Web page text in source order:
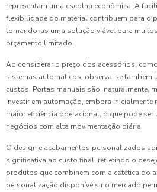
representam uma escolha econômica. A
flexibilidade do material contribuem para o
tornando-as uma solução viável para
orçamento limitado.
Ao considerar o preço dos acessórios,
sistemas automáticos, observa-se também
custos. Portas manuais são, naturalmente,
investir em automação, embora inicialmente
maior eficiência operacional, o que pode ser
negócios com alta movimentação diária.
O design e acabamentos personalizados
significativa ao custo final, refletindo o
produtos que combinem com a estética do
personalização disponíveis no mercado